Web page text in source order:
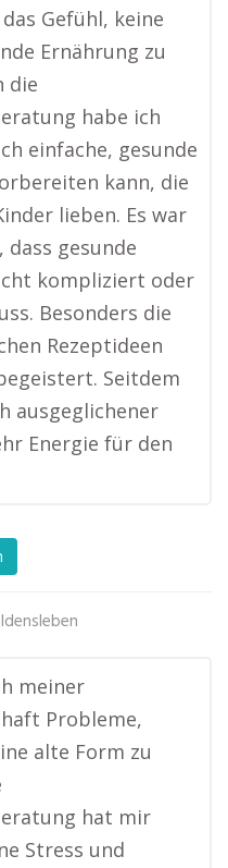
Gefühl, keine
Ernährung zu
die
habe ich
einfache, gesunde
kann, die
lieben. Es war
dass gesunde
kompliziert oder
Besonders die
Rezeptideen
Seitdem
ausgeglichener
Energie für den
meiner
Probleme,
alte Form zu
hat mir
Stress und